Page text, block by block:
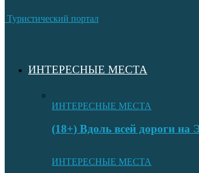
Туристический портал
ИНТЕРЕСНЫЕ МЕСТА
ИНТЕРЕСНЫЕ МЕСТА
(18+) Вдоль всей дороги на
ИНТЕРЕСНЫЕ МЕСТА